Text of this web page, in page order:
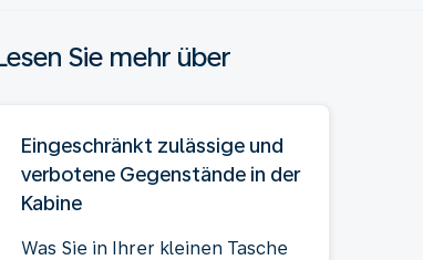
Sie mehr über
Eingeschränkt zulässige und
verbotene Gegenstände in der
Kabine
Was Sie in Ihrer kleinen Tasche